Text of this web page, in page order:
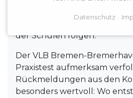
besseren
der Schulen folgen.
Der VLB Bremen-
Praxistest aufmerksam
Rückmeldungen aus den
besonders wertvoll: Wo
Datenschutz